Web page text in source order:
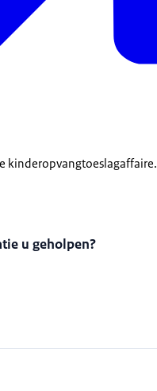
kinderopvangtoeslagaffaire.
u geholpen?